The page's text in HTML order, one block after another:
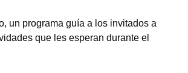
un programa guía a los invitados a
que les esperan durante el